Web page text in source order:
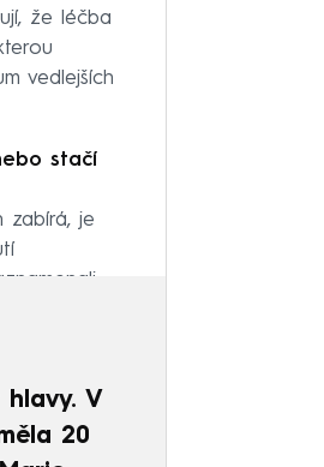
že léčba
vedlejších
stačí
zabírá, je
hlavy. V
20